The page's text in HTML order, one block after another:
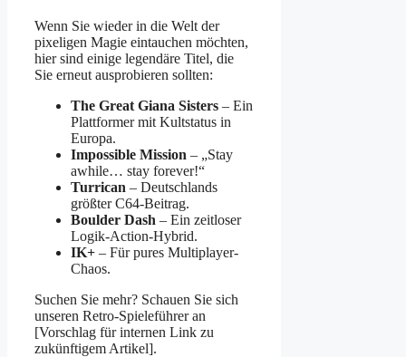
Wenn Sie wieder in die Welt der
pixeligen Magie eintauchen möchten,
hier sind einige legendäre Titel, die
Sie erneut ausprobieren sollten:
The Great Giana Sisters – Ein
Plattformer mit Kultstatus in
Europa.
Impossible Mission – „Stay
awhile… stay forever!“
Turrican – Deutschlands
größter C64-Beitrag.
Boulder Dash – Ein zeitloser
Logik-Action-Hybrid.
IK+ – Für pures Multiplayer-
Chaos.
Suchen Sie mehr? Schauen Sie sich
unseren Retro-Spieleführer an
[Vorschlag für internen Link zu
zukünftigem Artikel].